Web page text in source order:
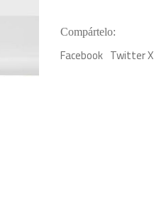
Compártelo:
Facebook Twitter X